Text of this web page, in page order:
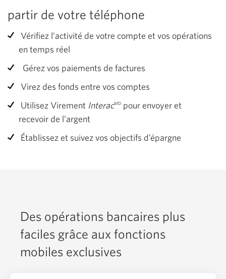
partir de votre téléphone
Vérifiez l’activité de votre compte et vos opérations
en temps réel
Gérez vos paiements de factures
Virez des fonds entre vos comptes
Utilisez Virement InteracMD pour envoyer et
recevoir de l’argent
Établissez et suivez vos objectifs d’épargne
Des opérations bancaires plus
faciles grâce aux fonctions
mobiles exclusives